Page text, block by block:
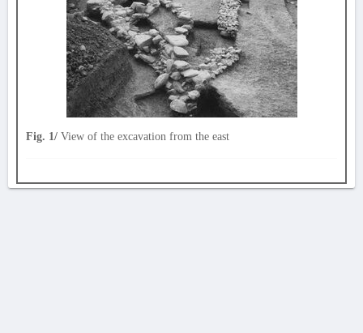
Fig. 1/ View of the excavation from the east